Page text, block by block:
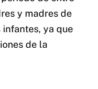
y madres de
ya que
de la